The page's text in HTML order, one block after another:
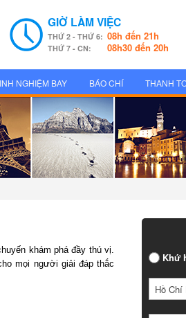
GIỜ LÀM VIỆC
THỨ 2 - THỨ 6:08h đến 21h
THỨ 7 - CN: 08h30 đến 20h
NGHIỆM BAY BÁO CHÍ THANH
khám phá đầy thú vị.
mọi người giải đáp thắc
Khứ
Hồ Chí